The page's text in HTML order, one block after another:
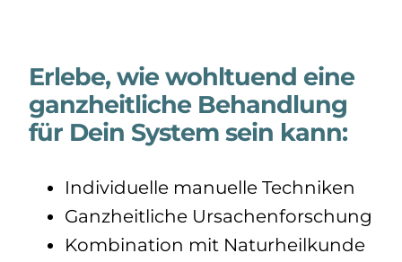
Erlebe, wie wohltuend eine
ganzheitliche Behandlung
für Dein System sein kann:
Individuelle manuelle Techniken
Ganzheitliche Ursachenforschung
Kombination mit Naturheilkunde